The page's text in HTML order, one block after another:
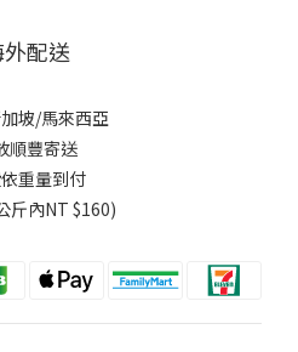
外配送
坡/馬來西亞
順豐寄送
重量到付
斤內NT $160)